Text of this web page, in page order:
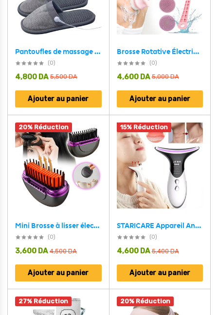
Pantoufles de massage USB pour thérapie électrique à impulsions
(0)
5,500DA
4,800 DA
Ajouter au panier
Brosse Rotative Électrique Rechargeable pour le Corps et la Douche – فرشاة تنظيف الجسم مقاومة للماء
(0)
5,000DA
4,600 DA
Ajouter au panier
20% Réduction
Mini Brosse à lisser électrique sans fil avec 3 réglages de chaleur – مشط حراري حجم صغير ومحمول
(0)
4,500DA
3,600 DA
Ajouter au panier
15% Réduction
STARICARE Appareil Anti Rides Ultrasonique pour Visage – جهاز مضاد للتجاعيد
(0)
5,400DA
4,600 DA
Ajouter au panier
27% Réduction 20% Réduction